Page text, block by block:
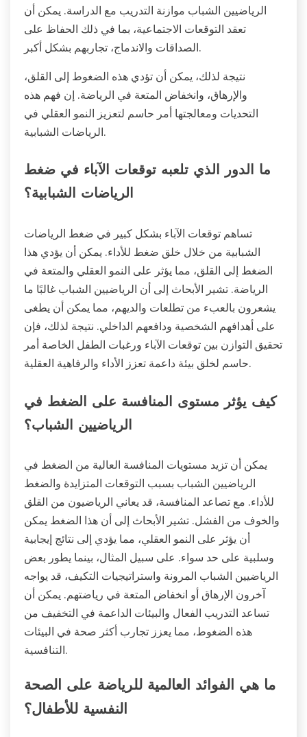
الرياضيين الشباب موازنة التدريب مع الدراسة. يمكن أن
تعقد التوقعات الاجتماعية، بما في ذلك الحفاظ على
الصداقات والاندماج، تجاربهم بشكل أكبر.
نتيجة لذلك، يمكن أن تؤدي هذه الضغوط إلى القلق،
والإرهاق، وانخفاض المتعة في الرياضة. إن فهم هذه
التحديات ومعالجتها أمر حاسم لتعزيز النمو العقلي في
الرياضات الشبابية.
ما الدور الذي تلعبه توقعات الآباء في ضغط
الرياضات الشبابية؟
تساهم توقعات الآباء بشكل كبير في ضغط الرياضات
الشبابية من خلال خلق ضغط للأداء. يمكن أن يؤدي هذا
الضغط إلى القلق، مما يؤثر على النمو العقلي والمتعة في
الرياضة. تشير الأبحاث إلى أن الرياضيين الشباب غالبًا ما
يشعرون بالعبء من تطلعات والديهم، مما يمكن أن يطغى
على أهدافهم الشخصية ودافعهم الداخلي. نتيجة لذلك، فإن
تحقيق التوازن بين توقعات الآباء ورغبات الطفل الخاصة أمر
حاسم لخلق بيئة داعمة تعزز الأداء والرفاهية العقلية.
كيف يؤثر مستوى المنافسة على الضغط في
الرياضيين الشباب؟
يمكن أن تزيد مستويات المنافسة العالية من الضغط في
الرياضيين الشباب بسبب التوقعات المتزايدة والضغط
للأداء. مع تصاعد المنافسة، قد يعاني الرياضيون من القلق
والخوف من الفشل. تشير الأبحاث إلى أن هذا الضغط يمكن
أن يؤثر على النمو العقلي، مما يؤدي إلى نتائج إيجابية
وسلبية على حد سواء. على سبيل المثال، بينما يطور بعض
الرياضيين الشباب المرونة واستراتيجيات التكيف، قد يواجه
آخرون الإرهاق أو انخفاض المتعة في رياضتهم. يمكن أن
تساعد التدريب الفعال والبيئات الداعمة في التخفيف من
هذه الضغوط، مما يعزز تجارب أكثر صحة في البيئات
التنافسية.
ما هي الفوائد العالمية للرياضة على الصحة
النفسية للأطفال؟